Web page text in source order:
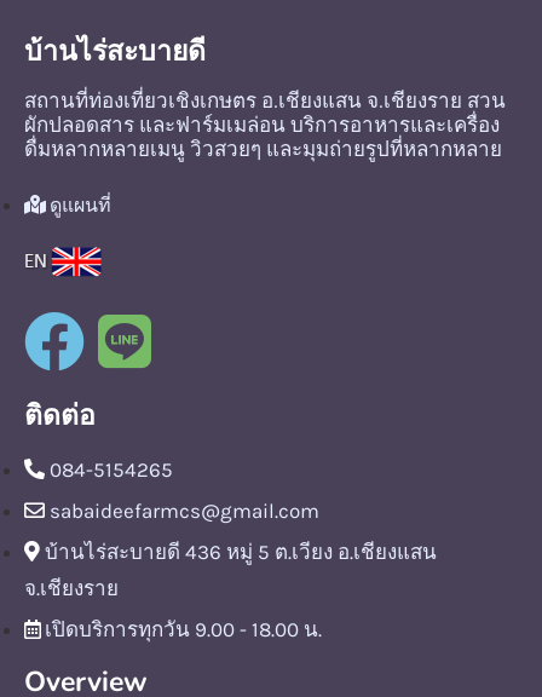
บ้านไร่สะบายดี
สถานที่ท่องเที่ยวเชิงเกษตร อ.เชียงแสน จ.เชียงราย สวน
ผักปลอดสาร และฟาร์มเมล่อน บริการอาหารและเครื่อง
ดื่มหลากหลายเมนู วิวสวยๆ และมุมถ่ายรูปที่หลากหลาย
ดูแผนที่
ติดต่อ
084-5154265
sabaideefarmcs@gmail.com
บ้านไร่สะบายดี 436 หมู่ 5 ต.เวียง อ.เชียงแสน
จ.เชียงราย
เปิดบริการทุกวัน 9.00 - 18.00 น.
Overview